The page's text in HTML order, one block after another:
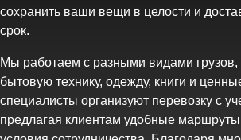
сохранить ваши вещи в целости и
срок.
Мы работаем с разными видами грузов,
бытовую технику, одежду, книги и
специалисты организуют перевозку с
предлагая клиентам удобные